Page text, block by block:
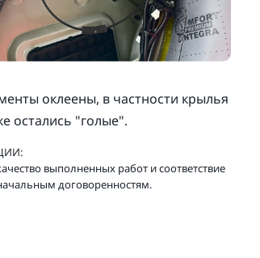
оклеены, в частности крылья
остались "голые".
выполненных работ и соответствие
договоренностям.